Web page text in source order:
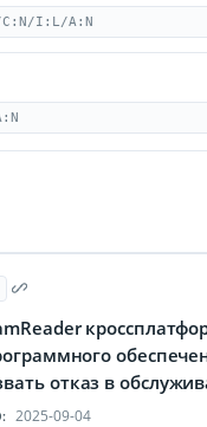
C:N/I:L/A:N
отказ в
2025-09-04